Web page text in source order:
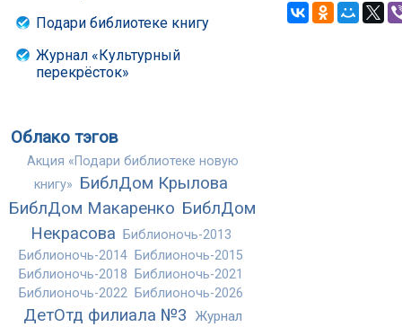
Подари библиотеке книгу
Журнал «Культурный
перекрёсток»
Облако тэгов
Акция «Подари библиотеке новую
книгу» БиблДом Крылова
БиблДом Макаренко БиблДом
Некрасова
Библионочь-2013
Библионочь-2014
Библионочь-2015
Библионочь-2018
Библионочь-2021
Библионочь-2022
Библионочь-2026
ДетОтд филиала №3
Журнал